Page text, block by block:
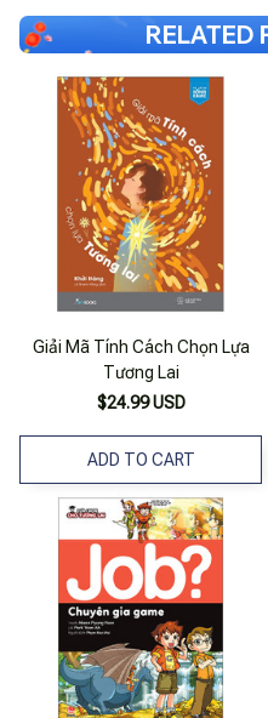
RELATED
Giải Mã Tính Cách Chọn Lựa
Tương Lai
$24.99 USD
ADD TO CART